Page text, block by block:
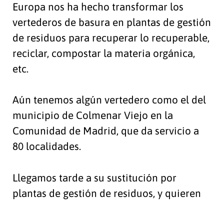
Europa nos ha hecho transformar los
vertederos de basura en plantas de gestión
de residuos para recuperar lo recuperable,
reciclar, compostar la materia orgánica,
etc.
Aún tenemos algún vertedero como el del
municipio de Colmenar Viejo en la
Comunidad de Madrid, que da servicio a
80 localidades.
Llegamos tarde a su sustitución por
plantas de gestión de residuos, y quieren